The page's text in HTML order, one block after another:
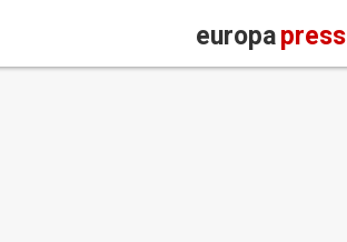
europapress